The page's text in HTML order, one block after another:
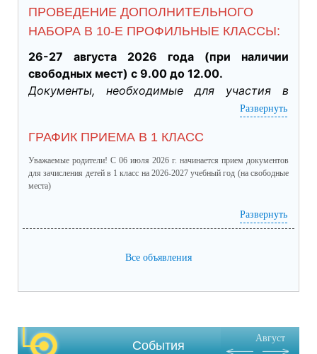
ПРОВЕДЕНИЕ ДОПОЛНИТЕЛЬНОГО
НАБОРА В 10-Е ПРОФИЛЬНЫЕ КЛАССЫ:
26-27 августа 2026 года (при наличии
свободных мест) с 9.00 до 12.00.
Документы, необходимые для участия в
участии в индивидуальном отборе при
приеме обучающегося для получения
среднего общего образования для
профильного обучения. (подлинник)
·           Табель успеваемости обучающегося
за 9 класс, заверенный руководителем ОО
итоговые) (подлинник)
государственного экзамена (подлинник)
результативное участие в ВсОШ, НПК и
других олимпиадах, входящих в перечень
Развернуть
ГРАФИК ПРИЕМА В 1 КЛАСС
Уважаемые родители! С 06 июля 2026 г. начинается прием документов
для зачисления детей в 1 класс на 2026-2027 учебный год (на свободные
места)
(посмотреть)Развернуть
Все объявления
События
Август